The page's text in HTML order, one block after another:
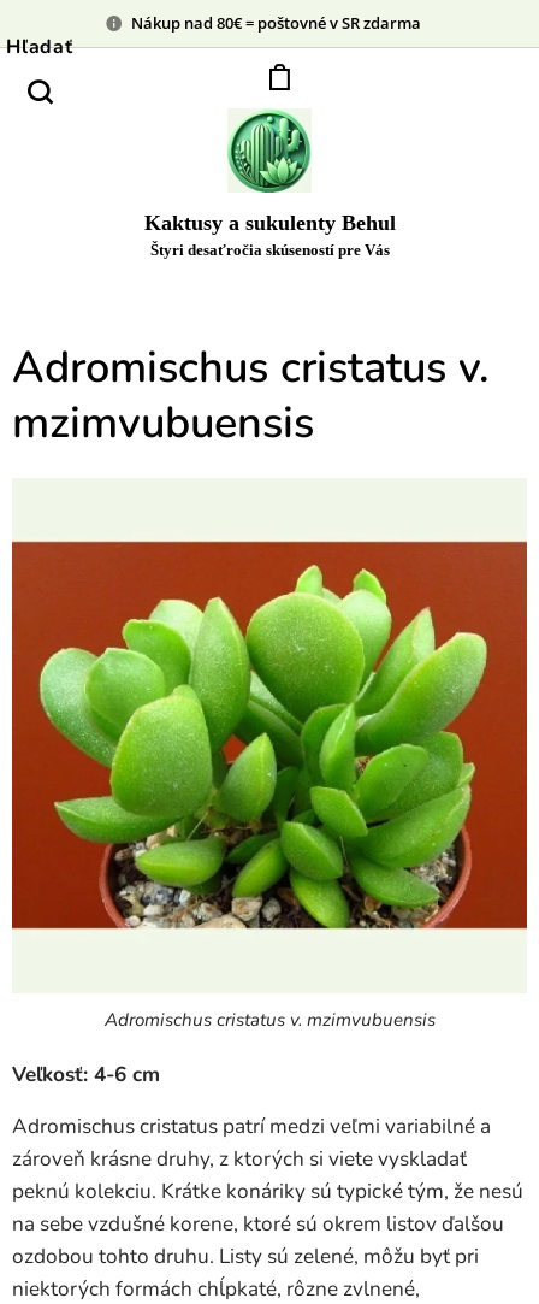
Nákup nad 80€ = poštovné v SR zdarma
Kaktusy a sukulenty Behul
Štyri desaťročia skúseností pre Vás
Hľadať
Adromischus cristatus v.
mzimvubuensis
Adromischus cristatus v. mzimvubuensis
Veľkosť: 4-6 cm
Adromischus cristatus patrí medzi veľmi variabilné a
zároveň krásne druhy, z ktorých si viete vyskladať
peknú kolekciu. Krátke konáriky sú typické tým, že nesú
na sebe vzdušné korene, ktoré sú okrem listov ďalšou
ozdobou tohto druhu. Listy sú zelené, môžu byť pri
niektorých formách chĺpkaté, rôzne zvlnené,